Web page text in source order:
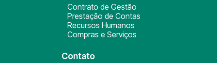
Contrato de Gestão
Prestação de Contas
Recursos Humanos
Compras e Serviços
Contato